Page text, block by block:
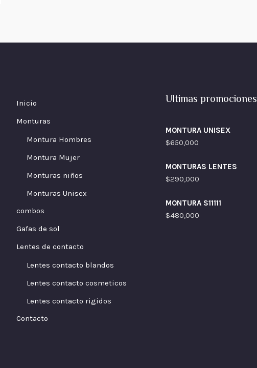
Inicio
Monturas
Montura Hombres
Montura Mujer
Monturas niños
Monturas Unisex
combos
Gafas de sol
Lentes de contacto
Lentes contacto blandos
Lentes contacto cosmeticos
Lentes contacto rigidos
Contacto
Ultimas promociones
MONTURA UNISEX
$650,000
MONTURAS LENTES
$290,000
MONTURA S11111
$480,000